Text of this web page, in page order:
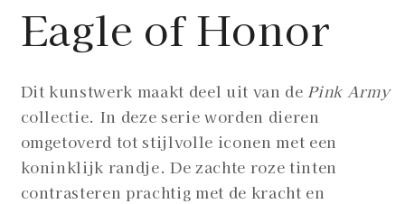
Eagle of Honor
Dit kunstwerk maakt deel uit van de Pink Army
collectie. In deze serie worden dieren
omgetoverd tot stijlvolle iconen met een
koninklijk randje. De zachte roze tinten
contrasteren prachtig met de kracht en